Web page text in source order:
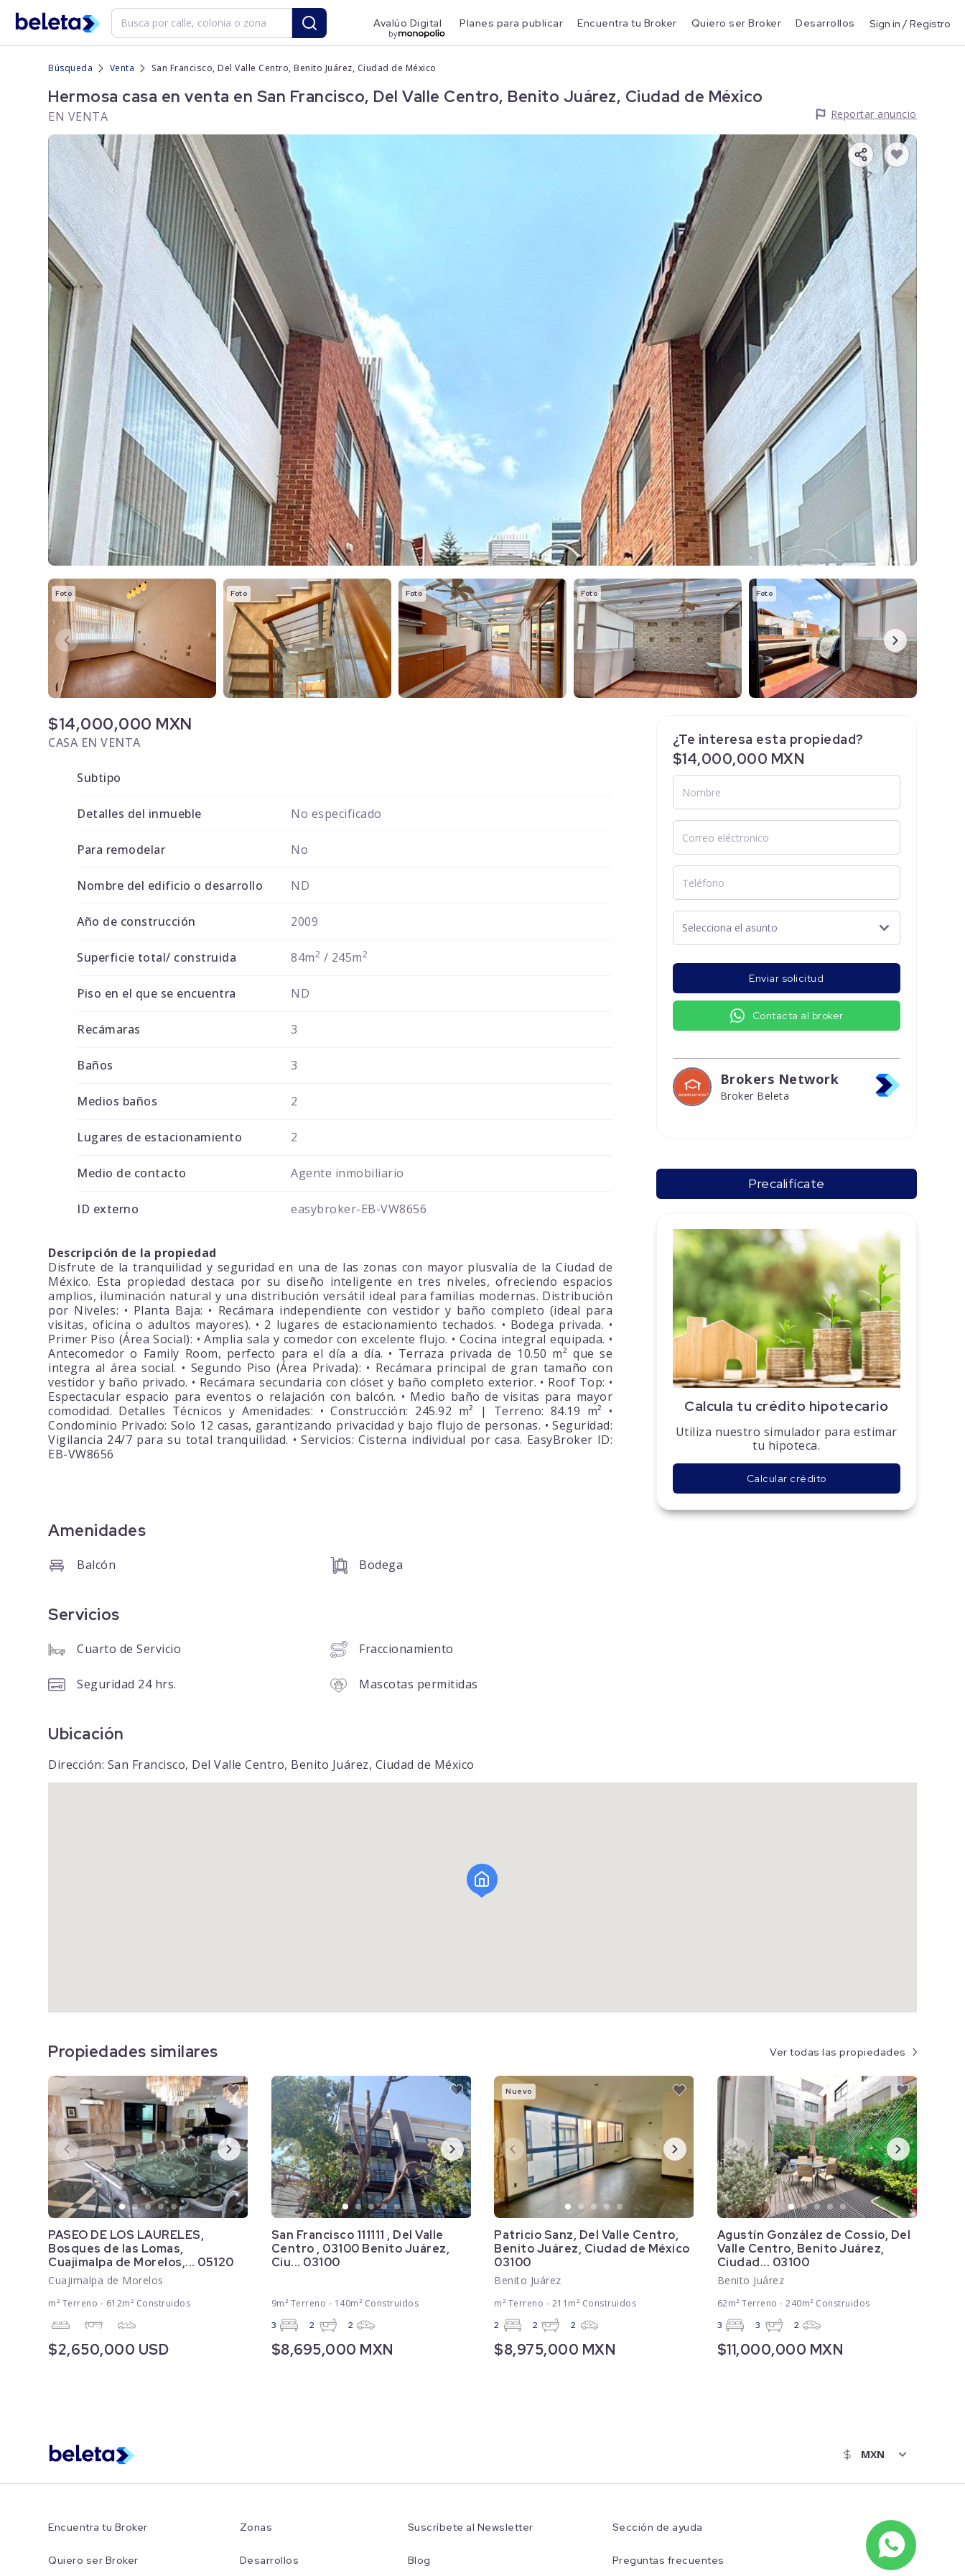
Avalúo Digital
by
Planes para publicar Encuentra tu Broker Quiero ser Broker Desarrollos Sign in / Registro
Búsqueda Venta San Francisco, Del Valle Centro, Benito Juárez, Ciudad de México
Hermosa casa en venta en San Francisco, Del Valle Centro, Benito Juárez, Ciudad de México
EN VENTA Reportar anuncio
Foto Foto Foto Foto Foto
$14,000,000 MXN
CASA EN VENTA
Subtipo
Detalles del inmueble No especificado
Para remodelar No
Nombre del edificio o desarrollo ND
Año de construcción 2009
Superficie total/ construida 84m2 / 245m2
Piso en el que se encuentra ND
Recámaras 3
Baños 3
Medios baños 2
Lugares de estacionamiento 2
Medio de contacto Agente inmobiliario
ID externo easybroker-EB-VW8656
Descripción de la propiedad
Disfrute de la tranquilidad y seguridad en una de las zonas con mayor plusvalía de la Ciudad de
México. Esta propiedad destaca por su diseño inteligente en tres niveles, ofreciendo espacios
amplios, iluminación natural y una distribución versátil ideal para familias modernas. Distribución
por Niveles: • Planta Baja: • Recámara independiente con vestidor y baño completo (ideal para
visitas, oficina o adultos mayores). • 2 lugares de estacionamiento techados. • Bodega privada. •
Primer Piso (Área Social): • Amplia sala y comedor con excelente flujo. • Cocina integral equipada. •
Antecomedor o Family Room, perfecto para el día a día. • Terraza privada de 10.50 m² que se
integra al área social. • Segundo Piso (Área Privada): • Recámara principal de gran tamaño con
vestidor y baño privado. • Recámara secundaria con clóset y baño completo exterior. • Roof Top: •
Espectacular espacio para eventos o relajación con balcón. • Medio baño de visitas para mayor
comodidad. Detalles Técnicos y Amenidades: • Construcción: 245.92 m² | Terreno: 84.19 m² •
Condominio Privado: Solo 12 casas, garantizando privacidad y bajo flujo de personas. • Seguridad:
Vigilancia 24/7 para su total tranquilidad. • Servicios: Cisterna individual por casa. EasyBroker ID:
EB-VW8656
¿Te interesa esta propiedad?
$14,000,000 MXN
Enviar solicitud
Contacta al broker
Brokers Network
Broker Beleta
Precalifícate
Calcula tu crédito hipotecario
Utiliza nuestro simulador para estimar
tu hipoteca.
Calcular crédito
Amenidades
Balcón Bodega
Servicios
Cuarto de Servicio Fraccionamiento
Seguridad 24 hrs. Mascotas permitidas
Ubicación
Dirección: San Francisco, Del Valle Centro, Benito Juárez, Ciudad de México
Propiedades similares
PASEO DE LOS LAURELES,
Bosques de las Lomas,
Cuajimalpa de Morelos,... 05120
Cuajimalpa de Morelos
m² Terreno - 612m² Construidos
$2,650,000 USD
San Francisco 111111 , Del Valle
Centro , 03100 Benito Juárez,
Ciu... 03100
9m² Terreno - 140m² Construidos
3 2 2
$8,695,000 MXN
Patricio Sanz, Del Valle Centro,
Benito Juárez, Ciudad de México
03100
Benito Juárez
m² Terreno - 211m² Construidos
2 2 2
$8,975,000 MXN
Nuevo
Agustín González de Cossio, Del
Valle Centro, Benito Juárez,
Ciudad... 03100
Benito Juárez
62m² Terreno - 240m² Construidos
3 3 2
$11,000,000 MXN
Ver todas las propiedades
Encuentra tu Broker
Quiero ser Broker
Zonas
Desarrollos
Suscríbete al Newsletter
Blog
Sección de ayuda
Preguntas frecuentes